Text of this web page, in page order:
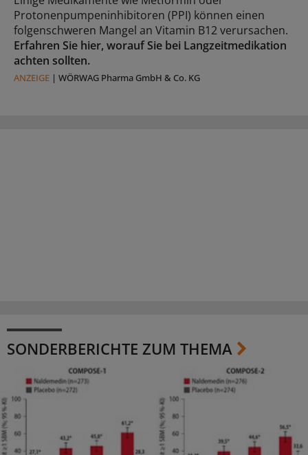
Protonenpumpeninhibitoren (PPI) können einen
folgenschweren Mangel an Vitamin B12 verursachen.
Erfahren Sie hier, worauf Sie bei Langzeitmedikation
achten sollten.
ANZEIGE | WÖRWAG Pharma GmbH & Co. KG
SONDERBERICHTE ZUM THEMA